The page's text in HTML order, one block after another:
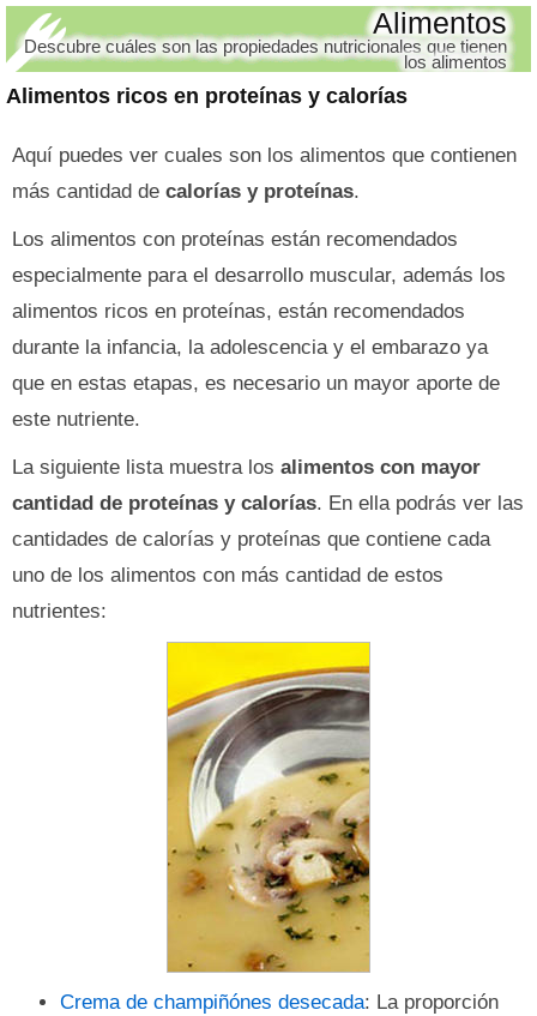
Alimentos ricos en proteínas y calorías
Alimentos
Descubre cuáles son las propiedades nutricionales que tienen
los alimentos
Aquí puedes ver cuales son los alimentos que contienen
más cantidad de calorías y proteínas.
Los alimentos con proteínas están recomendados
especialmente para el desarrollo muscular, además los
alimentos ricos en proteínas, están recomendados
durante la infancia, la adolescencia y el embarazo ya
que en estas etapas, es necesario un mayor aporte de
este nutriente.
La siguiente lista muestra los alimentos con mayor
cantidad de proteínas y calorías. En ella podrás ver las
cantidades de calorías y proteínas que contiene cada
uno de los alimentos con más cantidad de estos
nutrientes:
Crema de champiñónes desecada: La proporción